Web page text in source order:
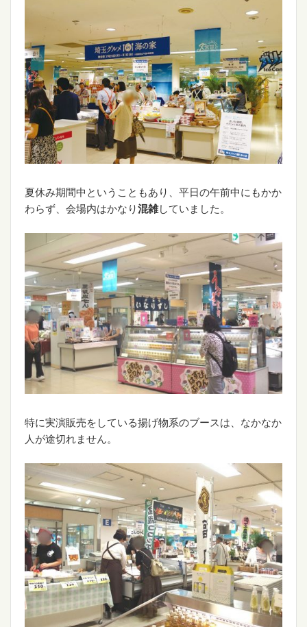
夏休み期間中ということもあり、平日の午前中にもかか
わらず、会場内はかなり混雑していました。
特に実演販売をしている揚げ物系のブースは、なかなか
人が途切れません。